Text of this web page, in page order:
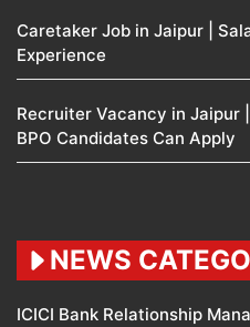
Caretaker Job in Jaipur |
Experience
Recruiter Vacancy in Jaipur
BPO Candidates Can Apply
NEWS
ICICI Bank Relationship